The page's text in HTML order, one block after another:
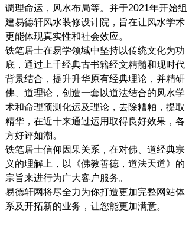
调理命运，风水布局等。并于2021年开始组
建易德轩风水装修设计院，旨在让风水学术
更能体现真实性和社会效应。
铁笔居士在易学领域中坚持以传统文化为功
底，通过上千经典古书籍经文精髓和现时代
背景结合，提升升华原有经典理论，并精研
佛、道理论，创造一套以道法结合的风水学
术和命理预测化运及理论，去除糟粕，提取
精华，在近十来通过运用取得良好效果，各
方好评如潮。
铁笔居士信仰因果关系，在对佛、道经典宗
义的理解上，以《佛教善德，道法天道》的
宗旨来进行为广大客户服务。
易德轩网将尽全力为你打造更加完整网站体
系及开拓新的业务，让您能更加满意。